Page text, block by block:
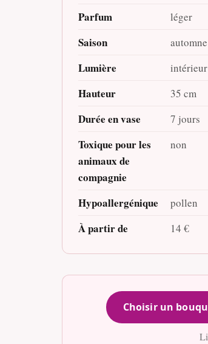
Parfum léger
Saison automne
Lumière
Hauteur 35 cm
Durée en vase 7 jours
Toxique pour les
animaux de
compagnie
non
Hypoallergénique pollen
À partir de 14 €
Choisir un